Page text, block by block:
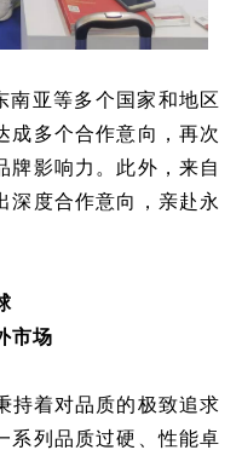
南亚等多个国家和地区
成多个合作意向，再次
牌影响力。此外，来自
深度合作意向，亲赴永
市场
持着对品质的极致追求
系列品质过硬、性能卓